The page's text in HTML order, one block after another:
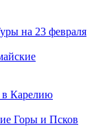
на 23 февраля
Карелию
Горы и Псков